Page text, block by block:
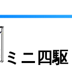
ミニ四